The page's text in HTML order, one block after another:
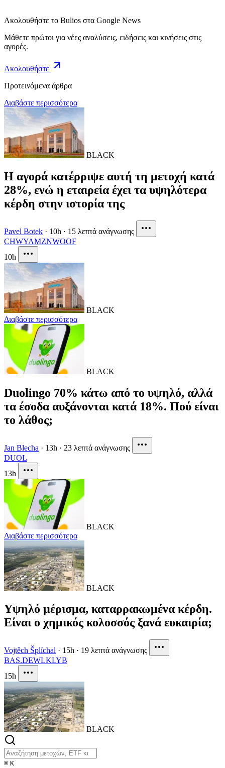
Ακολουθήστε το Bulios στα Google News
Μάθετε πρώτοι για νέες αναλύσεις, ειδήσεις και κινήσεις στις
αγορές.
Ακολουθήστε
Προτεινόμενα άρθρα
Διαβάστε περισσότερα
BLACK
Η αγορά κατέρριψε αυτή τη μετοχή κατά
28%, ενώ η εταιρεία έχει τα υψηλότερα
κέρδη στην ιστορία της
Pavel Botek · 10h · 15 λεπτά ανάγνωσης
CHWYAMZNWOOF
10h
BLACK
Διαβάστε περισσότερα
BLACK
Duolingo 70% κάτω από το υψηλό, αλλά
τα έσοδα αυξάνονται κατά 18%. Πού είναι
το λάθος;
Jan Blecha · 13h · 23 λεπτά ανάγνωσης
DUOL
13h
BLACK
Διαβάστε περισσότερα
BLACK
Υψηλό μέρισμα, καταρρακωμένα κέρδη.
Είναι ο χημικός κολοσσός ξανά ευκαιρία;
Vojtěch Šplíchal · 15h · 19 λεπτά ανάγνωσης
BAS.DEWLKLYB
15h
BLACK
⌘ K